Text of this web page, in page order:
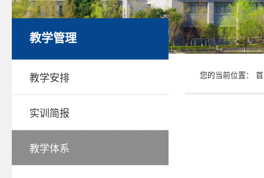
教学管理
教学安排
实训简报
教学体系
您的当前位置：